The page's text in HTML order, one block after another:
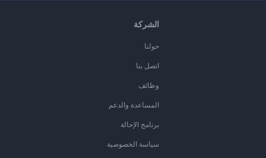
الشركة
حولنا
اتصل بنا
وظائف
المساعدة والدعم
برنامج الإحالة
سياسة الخصوصية